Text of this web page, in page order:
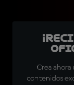
Crea ahora
contenidos